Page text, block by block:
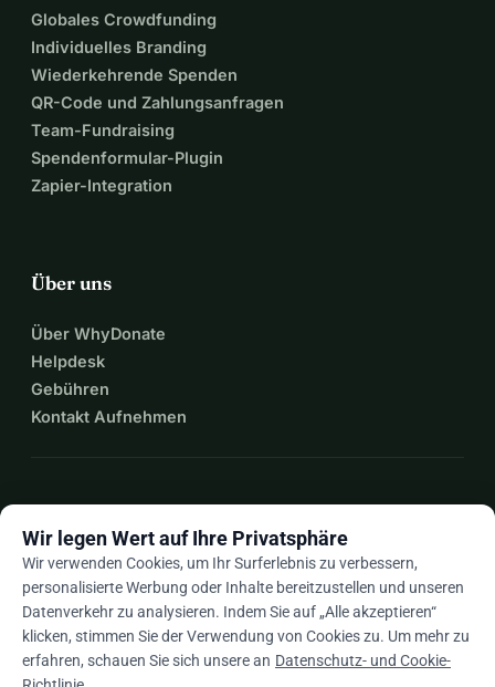
Globales Crowdfunding
Individuelles Branding
Wiederkehrende Spenden
QR-Code und Zahlungsanfragen
Team-Fundraising
Spendenformular-Plugin
Zapier-Integration
Über uns
Über WhyDonate
Helpdesk
Gebühren
Kontakt Aufnehmen
Dearrow_drop_down
★★★★★4,9 / 5 basierend auf 500+ Bewertungen
Wir legen Wert auf Ihre Privatsphäre
Wir verwenden Cookies, um Ihr Surferlebnis zu verbessern,
personalisierte Werbung oder Inhalte bereitzustellen und unseren
Datenverkehr zu analysieren. Indem Sie auf „Alle akzeptieren“
klicken, stimmen Sie der Verwendung von Cookies zu. Um mehr zu
erfahren, schauen Sie sich unsere an Datenschutz- und Cookie-